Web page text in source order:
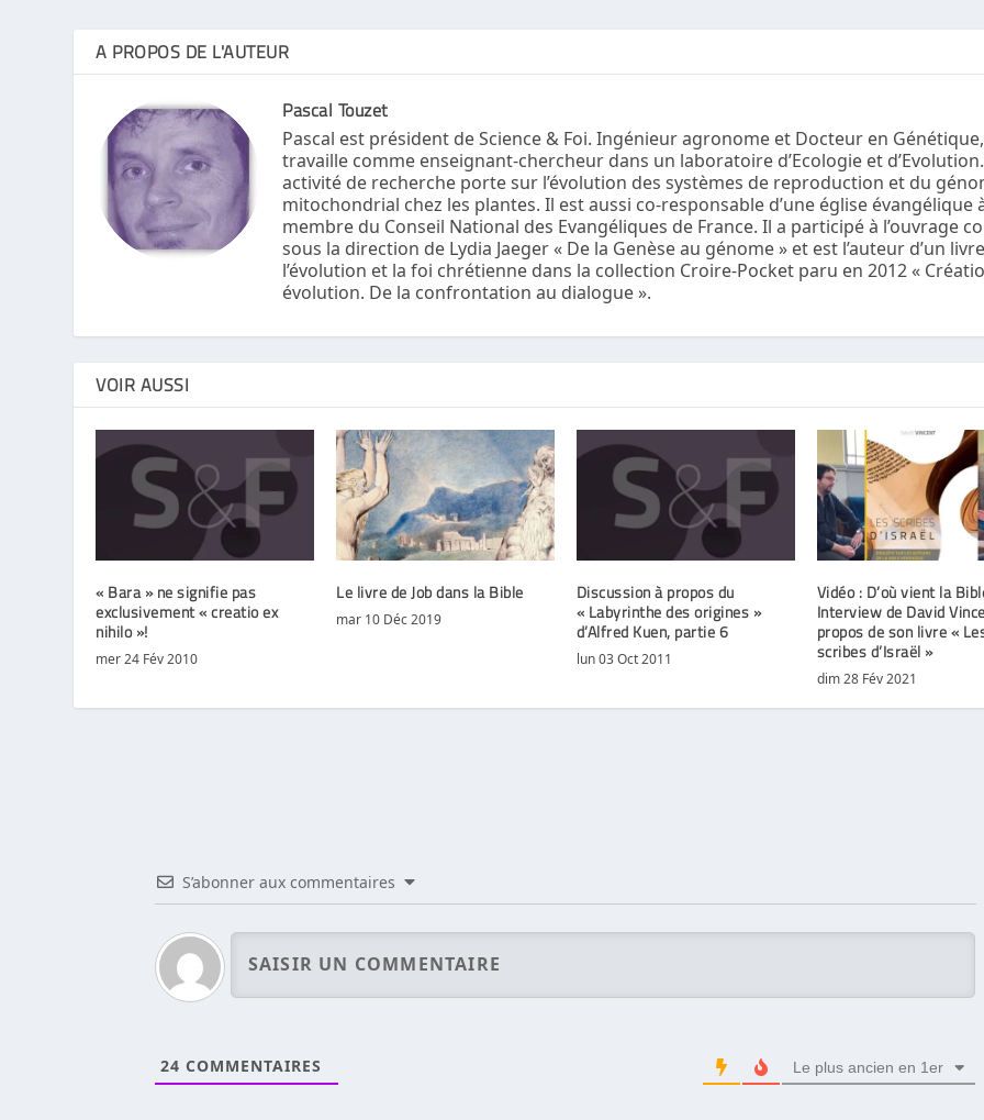
A PROPOS DE L'AUTEUR
Pascal Touzet
Pascal est président de Science & Foi. Ingénieur agronome et Docteur en
travaille comme enseignant-chercheur dans un laboratoire d’Ecologie et
activité de recherche porte sur l’évolution des systèmes de reproduction et du
mitochondrial chez les plantes. Il est aussi co-responsable d’une église évangélique
membre du Conseil National des Evangéliques de France. Il a participé à l’ouvrage
sous la direction de Lydia Jaeger « De la Genèse au génome » et est l’auteur d’un
l’évolution et la foi chrétienne dans la collection Croire-Pocket paru en 2012 «
évolution. De la confrontation au dialogue ».
VOIR AUSSI
« Bara » ne signifie pas
exclusivement « creatio ex
nihilo »!
mer 24 Fév 2010
Le livre de Job dans la Bible
mar 10 Déc 2019
Discussion à propos du
« Labyrinthe des origines »
d’Alfred Kuen, partie 6
lun 03 Oct 2011
Vidéo : D’où vient la
Interview de David
propos de son livre «
scribes d’Israël »
dim 28 Fév 2021
S’abonner aux commentaires
24 COMMENTAIRES Le plus ancien en 1er